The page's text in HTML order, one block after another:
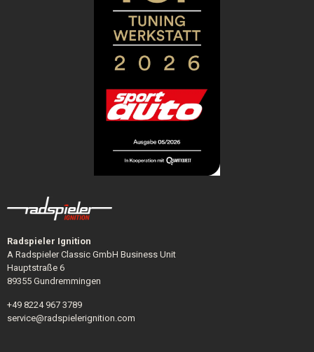
Radspieler Ignition
A Radspieler Classic GmbH Business Unit
Hauptstraße 6
89355 Gundremmingen
+49 8224 967 3789
service@radspielerignition.com